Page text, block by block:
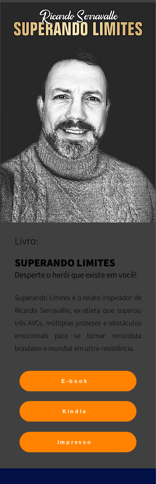
Livro:
SUPERANDO LIMITES
Desperte o herói que existe em você!
Superando Limites é o relato inspirador de
Ricardo Serravalle, ex-atleta que superou
três AVCs, múltiplas próteses e obstáculos
emocionais para se tornar recordista
brasileiro e mundial em ultra-resistência.
E-book
Kindle
Impresso